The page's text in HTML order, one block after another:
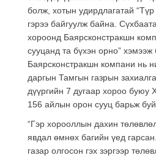
болж, хотын удирдлагатай
гэрээ байгуулж байна.
хороонд Баярсконстракшн
сууцанд та бүхэн орно” хэмээж
Баярсконстракшн компани нь
даргын Тамгын газрын
дүүргийн 7 дугаар хороо буюу
156 айлын орон сууц барьж
“Гэр хорооллын дахин
явдал өмнөх багийн үед
газар олгосон гэх зэргээр